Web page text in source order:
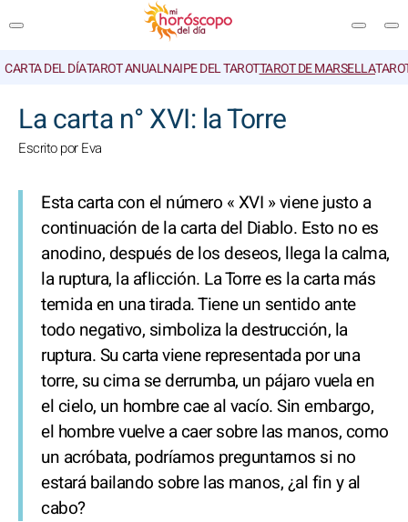
CARTA DEL DÍATAROT ANUALNAIPE DEL TAROTTAROT DE MARSELLA
La carta n° XVI: la Torre
Escrito por Eva
Esta carta con el número « XVI » viene justo a
continuación de la carta del Diablo. Esto no es
anodino, después de los deseos, llega la calma,
la ruptura, la aflicción. La Torre es la carta más
temida en una tirada. Tiene un sentido ante
todo negativo, simboliza la destrucción, la
ruptura. Su carta viene representada por una
torre, su cima se derrumba, un pájaro vuela en
el cielo, un hombre cae al vacío. Sin embargo,
el hombre vuelve a caer sobre las manos, como
un acróbata, podríamos preguntarnos si no
estará bailando sobre las manos, ¿al fin y al
cabo?